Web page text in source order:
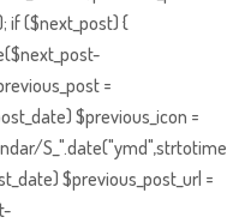
if ($next_post) {
=
$previous_icon =
$previous_post_url =